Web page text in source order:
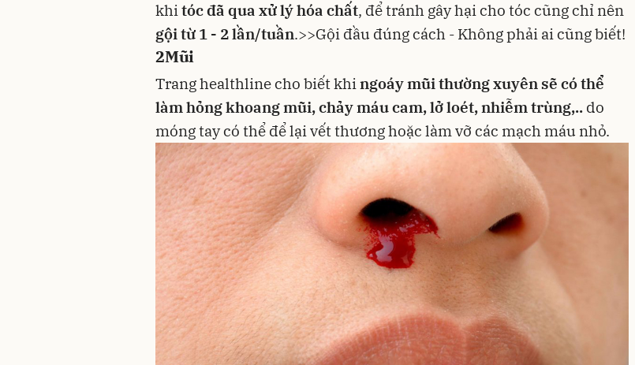
khitóc đã qua xử lý hóa chất, để tránh gây hại cho tóc cũng chỉ nên
gội từ 1 - 2 lần/tuần.>>Gội đầu đúng cách - Không phải ai cũng biết!
2Mũi
Trang healthline cho biết khingoáy mũi thường xuyên sẽ có thể
làm hỏng khoang mũi, chảy máu cam, lở loét, nhiễm trùng,.. do
móng tay có thể để lại vết thương hoặc làm vỡ các mạch máu nhỏ.